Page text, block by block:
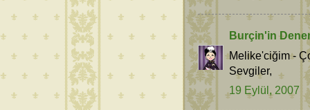
Burçin'in
Melike'ciğim -
Sevgiler,
19 Eylül, 2007